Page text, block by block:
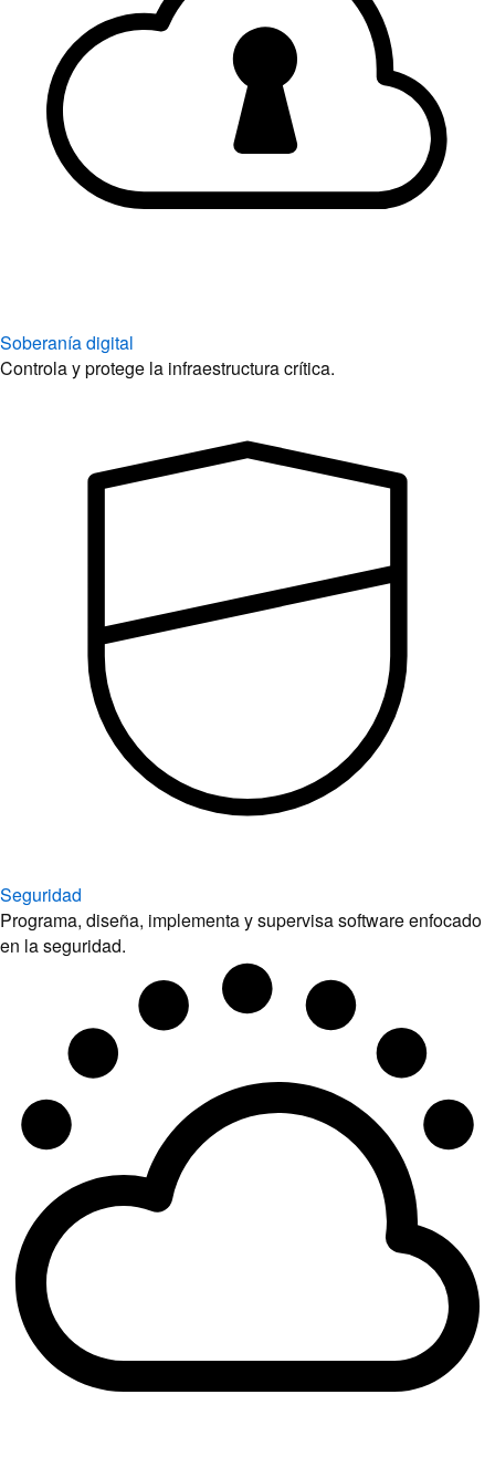
Soberanía digital
Controla y protege la infraestructura crítica.
Seguridad
Programa, diseña, implementa y supervisa software enfocado
en la seguridad.